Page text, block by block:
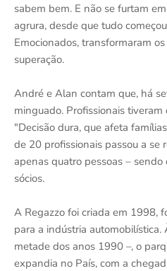
sabem bem. E não se furtam
agrura, desde que tudo
Emocionados, transformaram
superação.
André e Alan contam que, há
minguado. Profissionais
"Decisão dura, que afeta
de 20 profissionais passou a se
apenas quatro pessoas –
sócios.
A Regazzo foi criada em 1998,
para a indústria
metade dos anos 1990 –, o
expandia no País, com a